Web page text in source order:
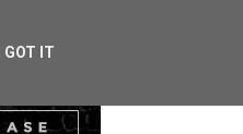
GOT IT